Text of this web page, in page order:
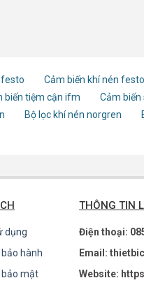
festo Cảm biến khí nén festo
biến tiệm cận ifm Cảm biến
Bộ lọc khí nén norgren
dụng
hành
bảo mật
THÔNG TIN
Điện thoại:
Email:
Website: